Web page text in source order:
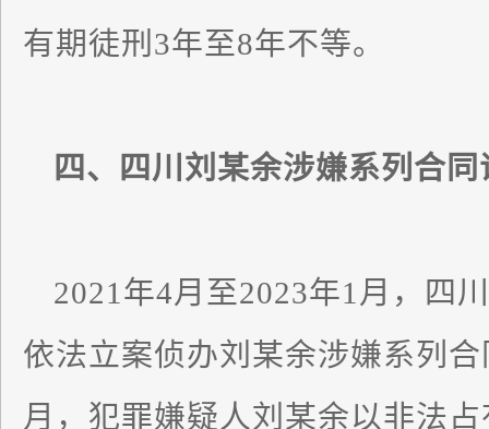
有期徒刑3年至8年不等。
四、四川刘某余涉嫌系列合同
2021年4月至2023年1月，四
依法立案侦办刘某余涉嫌系列
月，犯罪嫌疑人刘某余以非法